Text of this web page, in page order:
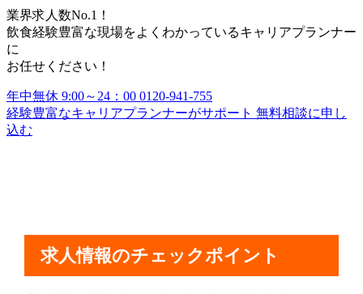
業界求人数No.1！
飲食経験豊富な現場をよくわかっているキャリアプランナー
に
お任せください！
年中無休 9:00～24：00 0120-941-755
経験豊富なキャリアプランナーがサポート 無料相談に申し
込む
求人情報のチェックポイント